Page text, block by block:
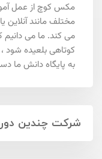
مکس کوچ از عمل
مختلف مانند آنلاین
می کند. ما می
کوتاهی بلعیده شود
به پایگاه دانش ما
شرکت چندین